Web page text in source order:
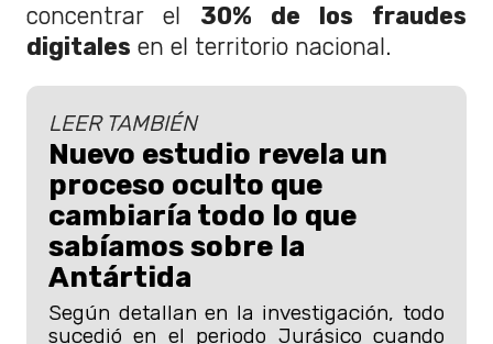
concentrar el 30% de los fraudes
digitales en el territorio nacional.
LEER TAMBIÉN
Nuevo estudio revela un
proceso oculto que
cambiaría todo lo que
sabíamos sobre la
Antártida
Según detallan en la investigación, todo
sucedió en el periodo Jurásico cuando